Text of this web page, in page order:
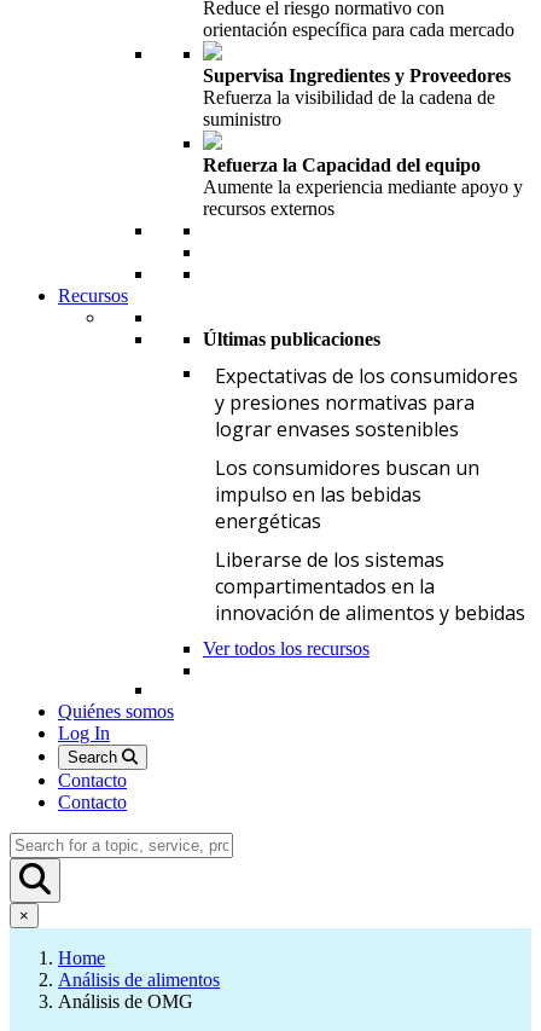
Reduce el riesgo normativo con
orientación específica para cada mercado
Supervisa Ingredientes y Proveedores
Refuerza la visibilidad de la cadena de
suministro
Refuerza la Capacidad del equipo
Aumente la experiencia mediante apoyo y
recursos externos
Recursos
Últimas publicaciones
Expectativas de los consumidores
y presiones normativas para
lograr envases sostenibles
Los consumidores buscan un
impulso en las bebidas
energéticas
Liberarse de los sistemas
compartimentados en la
innovación de alimentos y bebidas
Ver todos los recursos
Quiénes somos
Log In
Search
Contacto
Contacto
×
Home
Análisis de alimentos
Análisis de OMG